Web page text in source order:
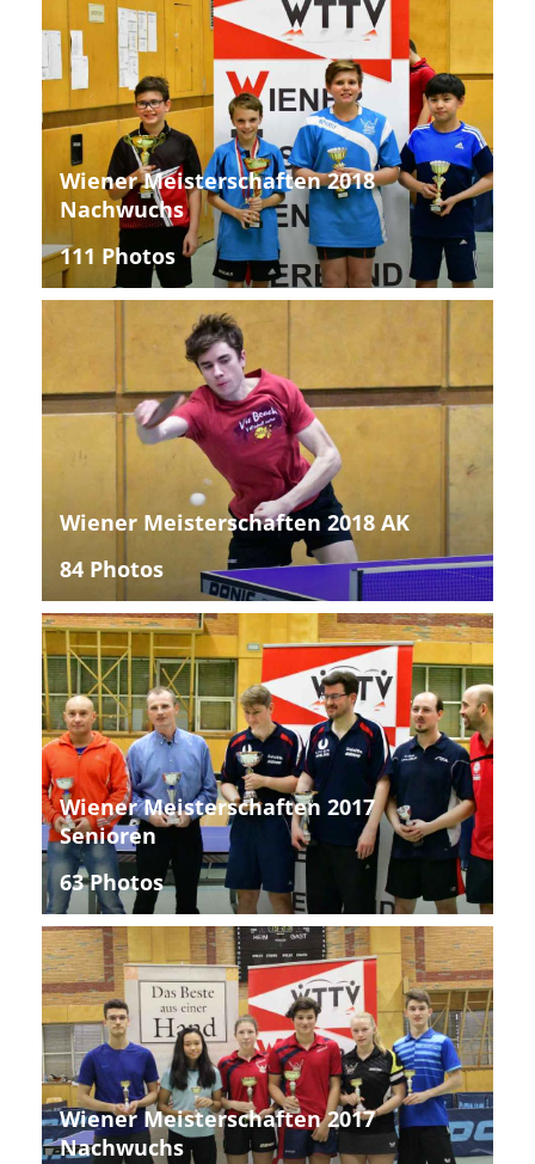
Wiener Meisterschaften 2018
Nachwuchs
111 Photos
Wiener Meisterschaften 2018 AK
84 Photos
Wiener Meisterschaften 2017
Senioren
63 Photos
Wiener Meisterschaften 2017
Nachwuchs